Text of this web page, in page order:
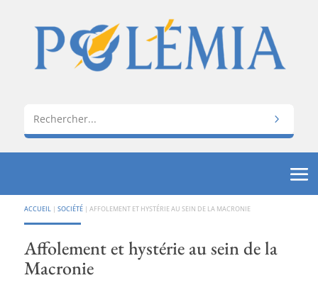
ACCUEIL | SOCIÉTÉ| AFFOLEMENT ET HYSTÉRIE AU SEIN DE LA MACRONIE
Affolement et hystérie au sein de la
Macronie